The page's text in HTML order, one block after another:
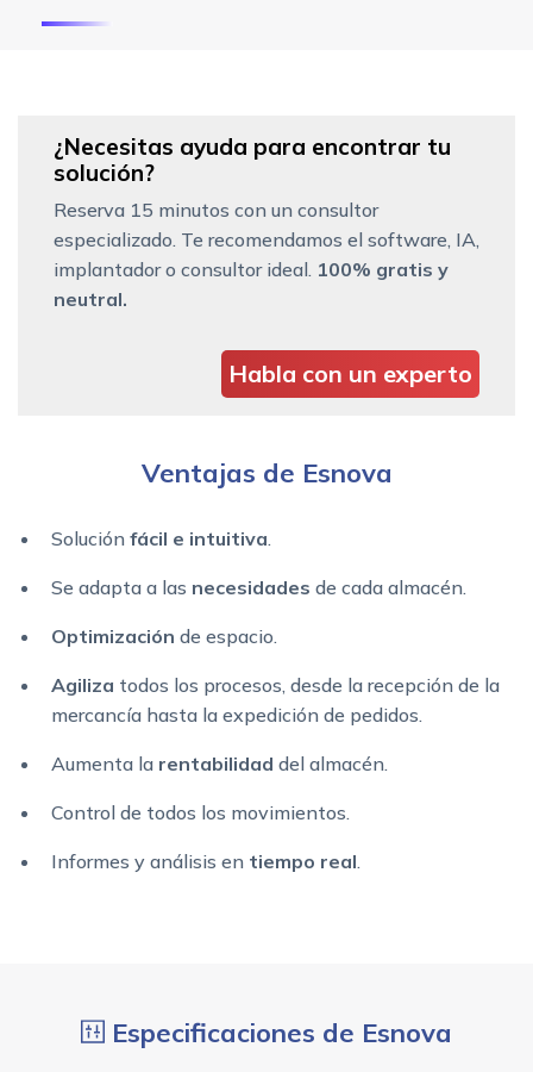
¿Necesitas ayuda para encontrar tu
solución?
Reserva 15 minutos con un consultor
especializado. Te recomendamos el software, IA,
implantador o consultor ideal. 100% gratis y
neutral.
Habla con un experto
Ventajas de Esnova
Solución fácil e intuitiva
Se adapta a las necesidades de cada almacén.
Optimización de espacio.
Agiliza todos los procesos, desde la recepción de la
mercancía hasta la expedición de pedidos.
Aumenta la rentabilidad del almacén.
Control de todos los movimientos.
Informes y análisis en tiempo real
Especificaciones de Esnova